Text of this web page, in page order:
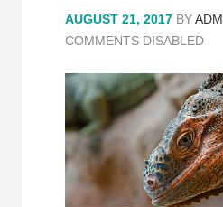
AUGUST 21, 2017 BY
COMMENTS DISABLED